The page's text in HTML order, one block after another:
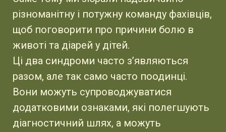
різноманітну і потужну команду фахівців,
щоб поговорити про причини болю в
животі та діарей у дітей.
Ці два синдроми часто з’являються
разом, але так само часто поодинці.
Вони можуть супроводжуватися
додатковими ознаками, які полегшують
діагностичний шлях, а можуть